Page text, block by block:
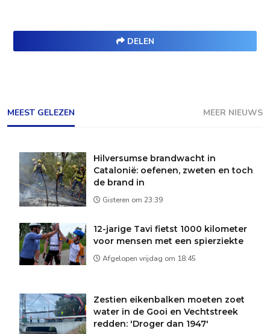
DELEN
MEEST GELEZEN MEER NIEUWS
Hilversumse brandwacht in
Catalonië: oefenen, zweten en toch
de brand in
Gisteren om 23:39
12-jarige Tavi fietst 1000 kilometer
voor mensen met een spierziekte
Afgelopen vrijdag om 18:45
Zestien eikenbalken moeten zoet
water in de Gooi en Vechtstreek
redden: 'Droger dan 1947'